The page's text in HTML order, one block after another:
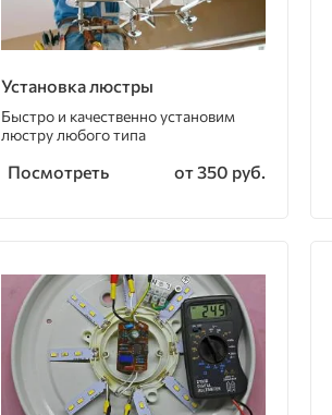
Установка люстры
Быстро и качественно установим
люстру любого типа
Посмотреть от 350 руб.